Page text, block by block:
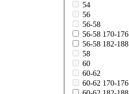
54
56
56-58
56-58 170-176
56-58 182-188
58
60
60-62
60-62 170-176